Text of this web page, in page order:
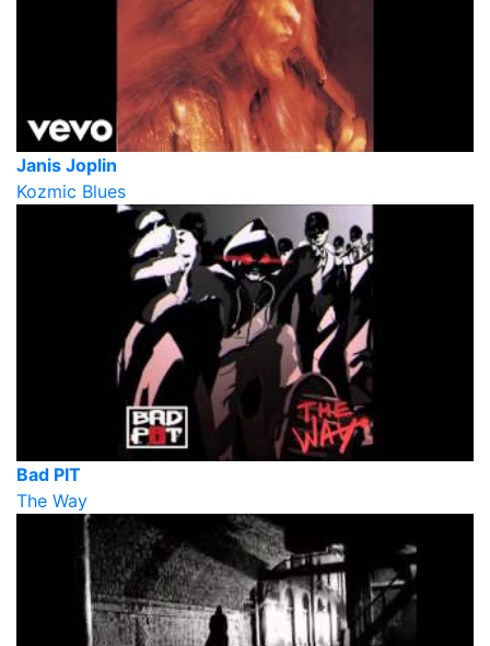
Janis Joplin
Kozmic Blues
Bad PIT
The Way